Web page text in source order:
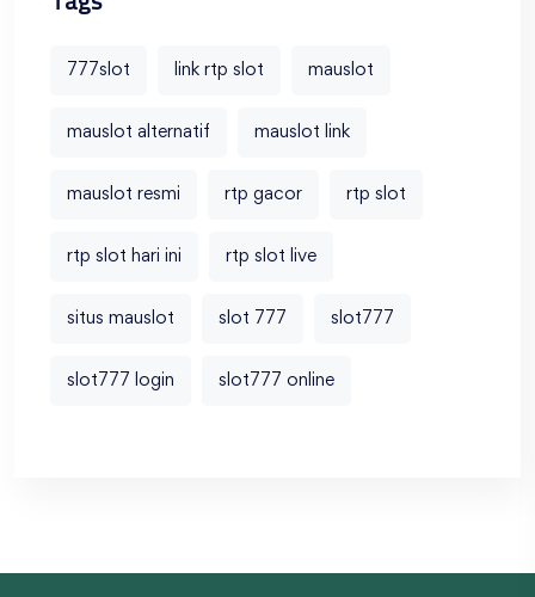
777slot link rtp slot mauslot
mauslot alternatif mauslot link
mauslot resmi rtp gacor rtp slot
rtp slot hari ini rtp slot live
situs mauslot slot 777 slot777
slot777 login slot777 online